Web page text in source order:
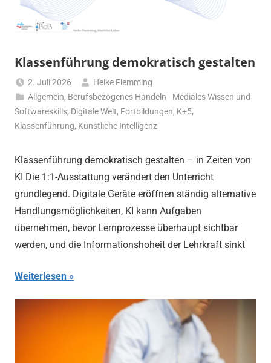
Klassenführung demokratisch gestalten
2. Juli 2026
Heike Flemming
Allgemein, Berufsbezogenes Handeln - Mediales Wissen und
Softwareskills, Digitale Welt, Fortbildungen, K+5,
Klassenführung, Künstliche Intelligenz
Klassenführung demokratisch gestalten – in Zeiten von
KI Die 1:1-Ausstattung verändert den Unterricht
grundlegend. Digitale Geräte eröffnen ständig alternative
Handlungsmöglichkeiten, KI kann Aufgaben
übernehmen, bevor Lernprozesse überhaupt sichtbar
werden, und die Informationshoheit der Lehrkraft sinkt
Weiterlesen